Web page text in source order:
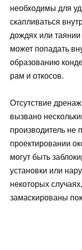
необходимы для
скапливаться
дождях или
может попадать
образованию
рам и откосов.
Отсутствие
вызвано
производитель не
проектировании
могут быть
установки или
некоторых
замаскированы